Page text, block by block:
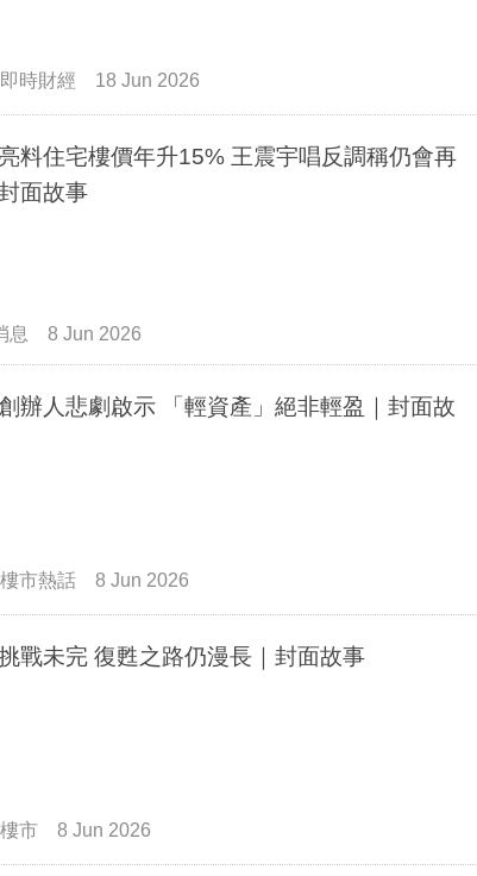
即時財經 18 Jun 2026
料住宅樓價年升15% 王震宇唱反調稱仍會再
面故事
息 8 Jun 2026
辦人悲劇啟示 「輕資產」絕非輕盈｜封面故
樓市熱話 8 Jun 2026
戰未完 復甦之路仍漫長｜封面故事
樓市 8 Jun 2026